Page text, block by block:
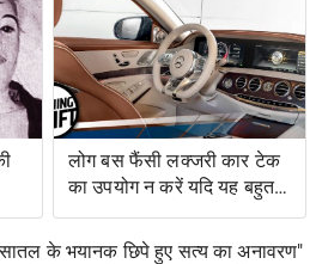
लोग बस फैंसी लक्जरी कार टेक
का उपयोग न करें यदि यह बहुत
जटिल है
के भयानक छिपे हुए सत्य का अनावरण"